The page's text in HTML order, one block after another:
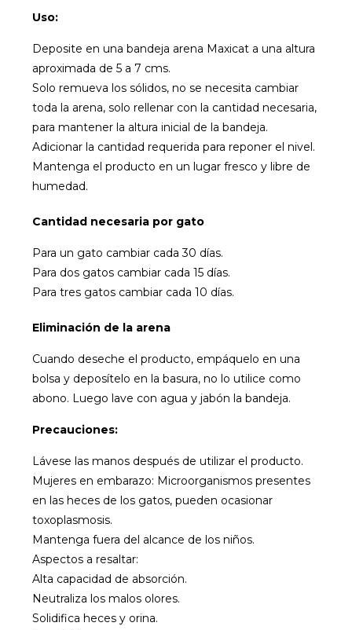
Uso:
Deposite en una bandeja arena Maxicat a una altura
aproximada de 5 a 7 cms.
Solo remueva los sólidos, no se necesita cambiar
toda la arena, solo rellenar con la cantidad necesaria,
para mantener la altura inicial de la bandeja.
Adicionar la cantidad requerida para reponer el nivel.
Mantenga el producto en un lugar fresco y libre de
humedad.
Cantidad necesaria por gato
Para un gato cambiar cada 30 días.
Para dos gatos cambiar cada 15 días.
Para tres gatos cambiar cada 10 días.
Eliminación de la arena
Cuando deseche el producto, empáquelo en una
bolsa y deposítelo en la basura, no lo utilice como
abono. Luego lave con agua y jabón la bandeja.
Precauciones:
Lávese las manos después de utilizar el producto.
Mujeres en embarazo: Microorganismos presentes
en las heces de los gatos, pueden ocasionar
toxoplasmosis.
Mantenga fuera del alcance de los niños.
Aspectos a resaltar:
Alta capacidad de absorción.
Neutraliza los malos olores.
Solidifica heces y orina.